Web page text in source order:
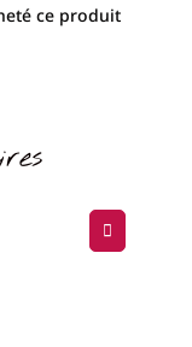
ce produit